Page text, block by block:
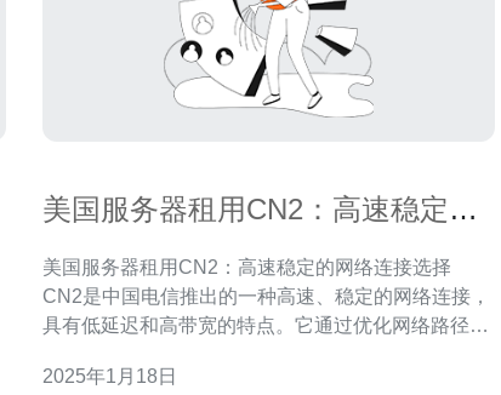
美国服务器租用CN2：高速稳定的
美国服务器租用CN2：高速稳定的网络连接选择
CN2是中国电信推出的一种高速、稳定的网络连接，
具有低延迟和高带宽的特点。它通过优化网络路径、
络连接体验。 美国作为全球网络发达的国家之一，拥
2025年1月18日